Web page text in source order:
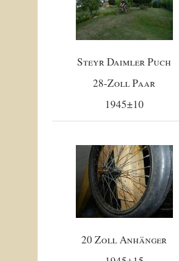
Steyr Daimler Puch
28-Zoll Paar
1945±10
20 Zoll Anhänger